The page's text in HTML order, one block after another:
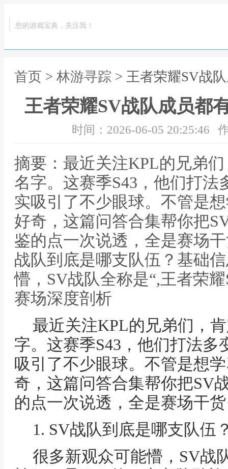
您的游戏宝典，关注我！
首页 > 林游寻踪 > 王者荣耀SV战
王者荣耀SV战队成员都
时间：2026-06-05 20:25:46
摘要：最近关注KPL的兄弟
名字。这赛季S43，他们打
实吸引了不少眼球。不管是
好奇，这篇问答合集帮你把
鉴的点一次说透，全是赛场
战队到底是哪支队伍？基础
懵，SV战队全称是“,王者荣
赛场深度剖析
最近关注KPL的兄弟们，
字。这赛季S43，他们打法
吸引了不少眼球。不管是想
奇，这篇问答合集帮你把SV
的点一次说透，全是赛场干
1. SV战队到底是哪支队伍
很多新观众可能懵，SV战